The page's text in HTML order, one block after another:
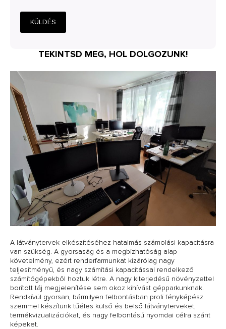
KÜLDÉS
TEKINTSD MEG, HOL DOLGOZUNK!
A látványtervek elkészítéséhez hatalmás számolási kapacitásra
van szükség. A gyorsaság és a megbízhatóság alap
követelmény, ezért renderfarmunkat kizárólag nagy
teljesítményű, és nagy számítási kapacitással rendelkező
számítógépekből hoztuk létre. A nagy kiterjedésű növényzettel
borított táj megjelenítése sem okoz kihívást gépparkunknak.
Rendkívül gyorsan, bármilyen felbontásban profi fényképész
szemmel készítünk tűéles külső és belső látványterveket,
termékvizualizációkat, és nagy felbontású nyomdai célra szánt
képeket.